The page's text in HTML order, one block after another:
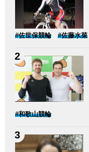
#佐世保競輪 #佐藤水菜
#和歌山競輪